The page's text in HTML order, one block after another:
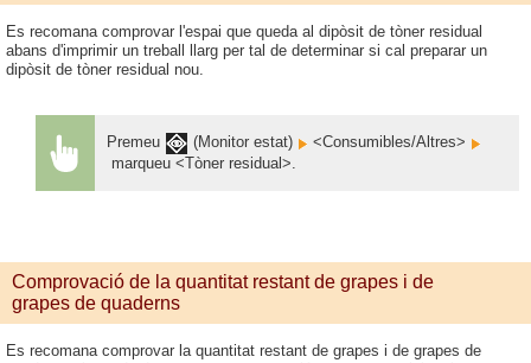
Es recomana comprovar l'espai que queda al dipòsit de tòner residual
abans d'imprimir un treball llarg per tal de determinar si cal preparar un
dipòsit de tòner residual nou.
Premeu (Monitor estat)
<Consumibles/Altres>
marqueu <Tòner residual>.
Comprovació de la quantitat restant de grapes i de
grapes de quaderns
Es recomana comprovar la quantitat restant de grapes i de grapes de